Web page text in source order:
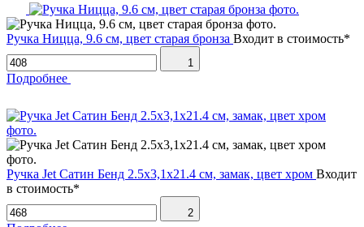
Ручка Ницца, 9.6 см, цвет старая бронза Входит в стоимость*
1
Подробнее
Ручка Jet Сатин Бенд 2.5х3,1х21.4 см, замак, цвет хром Входит
в стоимость*
2